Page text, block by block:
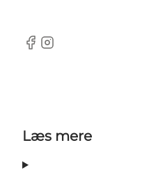
Facebook
instagram
Læs mere